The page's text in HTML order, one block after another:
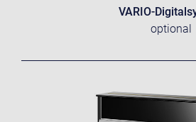
VARIO-
optional